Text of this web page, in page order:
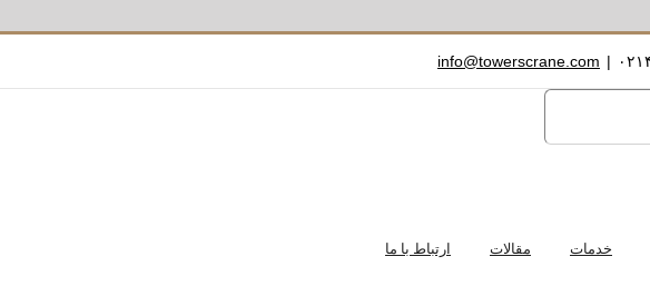
|
info@towerscrane.com
خدمات مقالات ارتباط با ما